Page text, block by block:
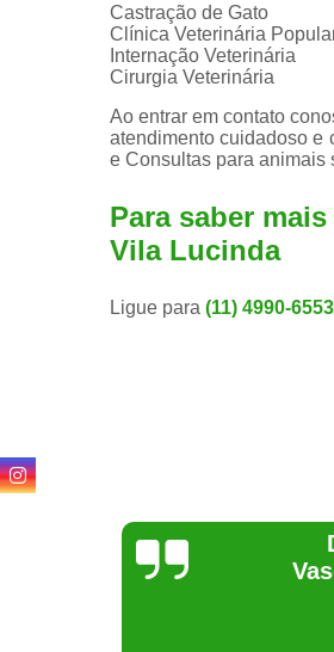
Castração de Gato
Clínica Veterinária
Internação Veterinária
Cirurgia Veterinária
Ao entrar em contato
atendimento cuidadoso e
e Consultas para animais
Para saber
Vila Lucinda
Ligue para (11) 4990-6553